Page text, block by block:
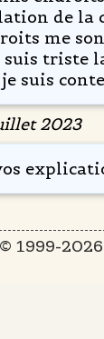
de la
me
triste
suis
2023
© 1999-